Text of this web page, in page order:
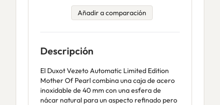
Añadir a comparación
Descripción
El Duxot Vezeto Automatic Limited Edition
Mother Of Pearl combina una caja de acero
inoxidable de 40 mm con una esfera de
nácar natural para un aspecto refinado pero